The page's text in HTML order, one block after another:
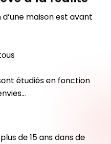
maison est avant
étudiés en fonction
de 15 ans dans de